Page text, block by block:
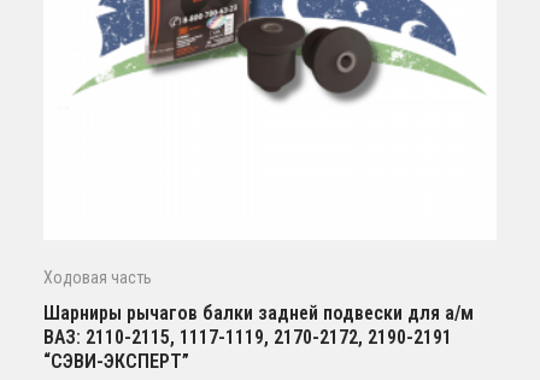
Ходовая часть
Шарниры рычагов балки задней подвески для а/м
ВАЗ: 2110-2115, 1117-1119, 2170-2172, 2190-2191
“СЭВИ-ЭКСПЕРТ”